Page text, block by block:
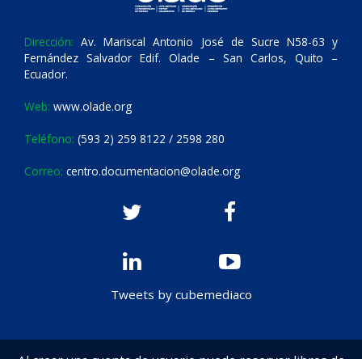
Dirección: Av. Mariscal Antonio José de Sucre N58-63 y
Fernández Salvador Edif. Olade – San Carlos, Quito –
Ecuador.
Web: www.olade.org
Teléfono: (593 2) 259 8122 / 2598 280
Correo: centro.documentacion@olade.org
Tweets by cubemediaco